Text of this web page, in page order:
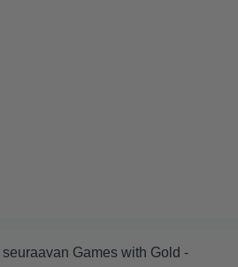
Games with Gold -